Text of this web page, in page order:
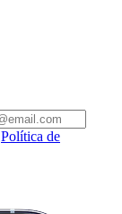
Política de